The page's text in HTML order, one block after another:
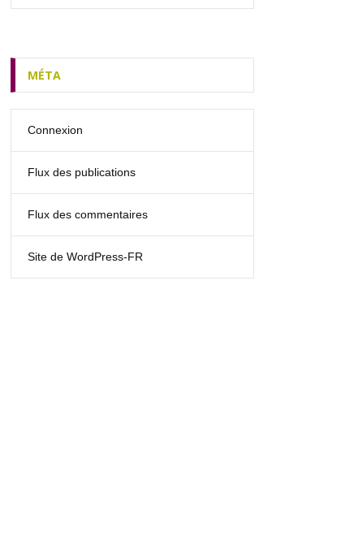
MÉTA
Connexion
Flux des publications
Flux des commentaires
Site de WordPress-FR